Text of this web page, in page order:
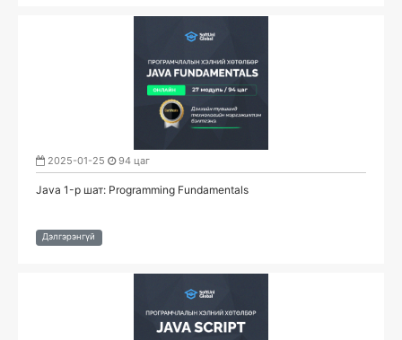
2025-01-25 94 цаг
Java 1-р шат: Programming Fundamentals
Дэлгэрэнгүй